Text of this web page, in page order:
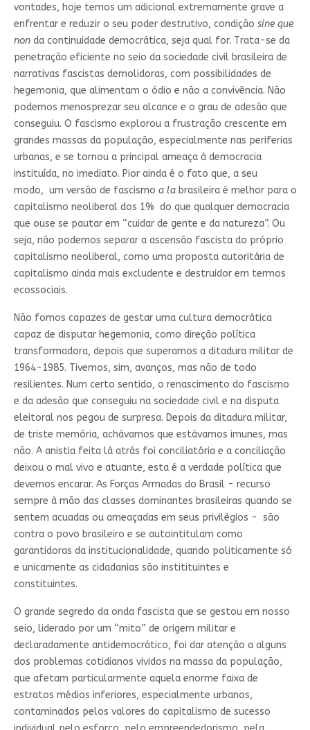
vontades, hoje temos um adicional extremamente grave a
enfrentar e reduzir o seu poder destrutivo, condição sine que
nonda continuidade democrática, seja qual for. Trata-se da
penetração eficiente no seio da sociedade civil brasileira de
narrativas fascistas demolidoras, com possibilidades de
hegemonia, que alimentam o ódio e não a convivência. Não
podemos menosprezar seu alcance e o grau de adesão que
conseguiu. O fascismo explorou a frustração crescente em
grandes massas da população, especialmente nas periferias
urbanas, e se tornou a principal ameaça à democracia
instituída, no imediato. Pior ainda é o fato que, a seu
modo, um versão de fascismo a labrasileira é melhor para o
capitalismo neoliberal dos 1% do que qualquer democracia
que ouse se pautar em “cuidar de gente e da natureza”. Ou
seja, não podemos separar a ascensão fascista do próprio
capitalismo neoliberal, como uma proposta autoritária de
capitalismo ainda mais excludente e destruidor em termos
ecossociais.
Não fomos capazes de gestar uma cultura democrática
capaz de disputar hegemonia, como direção política
transformadora, depois que superamos a ditadura militar de
1964-1985. Tivemos, sim, avanços, mas não de todo
resilientes. Num certo sentido, o renascimento do fascismo
e da adesão que conseguiu na sociedade civil e na disputa
eleitoral nos pegou de surpresa. Depois da ditadura militar,
de triste memória, achávamos que estávamos imunes, mas
não. A anistia feita lá atrás foi conciliatória e a conciliação
deixou o mal vivo e atuante, esta é a verdade política que
devemos encarar. As Forças Armadas do Brasil - recurso
sempre à mão das classes dominantes brasileiras quando se
sentem acuadas ou ameaçadas em seus privilégios - são
contra o povo brasileiro e se autointitulam como
garantidoras da institucionalidade, quando politicamente só
e unicamente as cidadanias são institituintes e
constituintes.
O grande segredo da onda fascista que se gestou em nosso
seio, liderado por um “mito” de origem militar e
declaradamente antidemocrático, foi dar atenção a alguns
dos problemas cotidianos vividos na massa da população,
que afetam particularmente aquela enorme faixa de
estratos médios inferiores, especialmente urbanos,
contaminados pelos valores do capitalismo de sucesso